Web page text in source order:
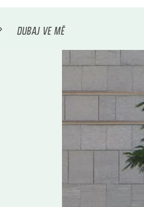
DUBAJ VE MĚ